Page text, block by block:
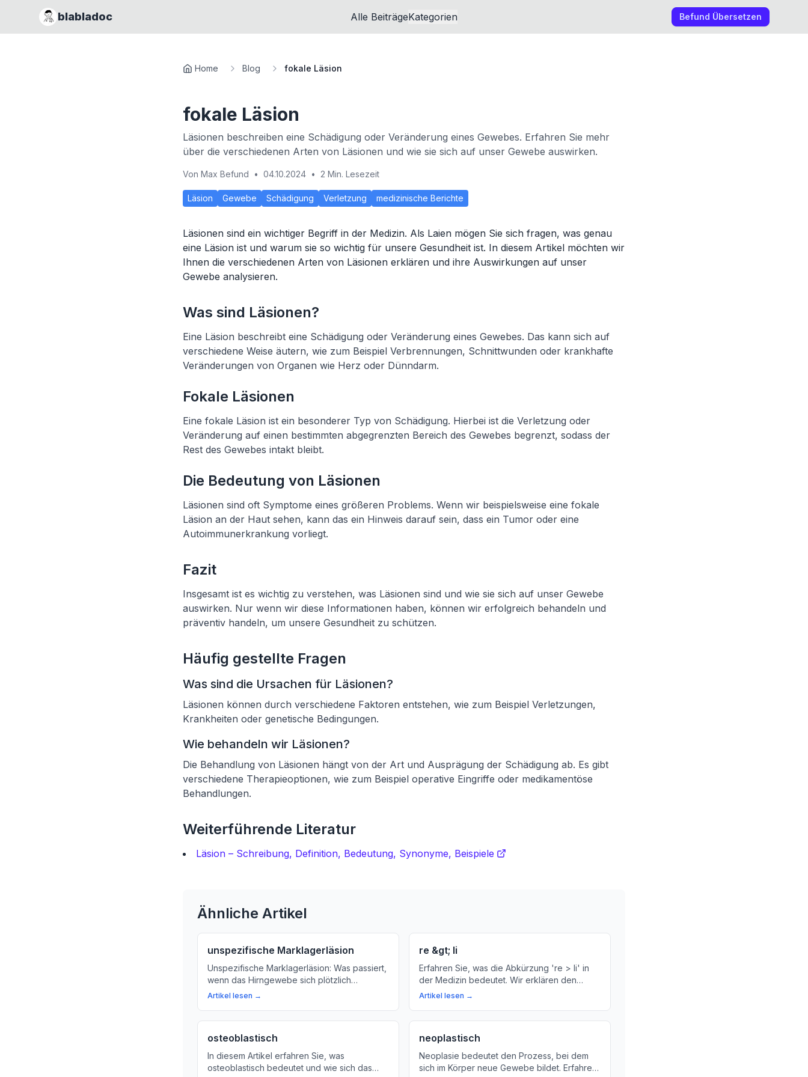
blabladoc Alle BeiträgeKategorien Befund Übersetzen
Home Blog fokale Läsion
fokale Läsion
Läsionen beschreiben eine Schädigung oder Veränderung eines Gewebes. Erfahren Sie mehr
über die verschiedenen Arten von Läsionen und wie sie sich auf unser Gewebe auswirken.
Von Max Befund • 04.10.2024 • 2 Min. Lesezeit
Läsion Gewebe Schädigung Verletzung medizinische Berichte
Läsionen sind ein wichtiger Begriff in der Medizin. Als Laien mögen Sie sich fragen, was genau
eine Läsion ist und warum sie so wichtig für unsere Gesundheit ist. In diesem Artikel möchten wir
Ihnen die verschiedenen Arten von Läsionen erklären und ihre Auswirkungen auf unser
Gewebe analysieren.
Was sind Läsionen?
Eine Läsion beschreibt eine Schädigung oder Veränderung eines Gewebes. Das kann sich auf
verschiedene Weise äutern, wie zum Beispiel Verbrennungen, Schnittwunden oder krankhafte
Veränderungen von Organen wie Herz oder Dünndarm.
Fokale Läsionen
Eine fokale Läsion ist ein besonderer Typ von Schädigung. Hierbei ist die Verletzung oder
Veränderung auf einen bestimmten abgegrenzten Bereich des Gewebes begrenzt, sodass der
Rest des Gewebes intakt bleibt.
Die Bedeutung von Läsionen
Läsionen sind oft Symptome eines größeren Problems. Wenn wir beispielsweise eine fokale
Läsion an der Haut sehen, kann das ein Hinweis darauf sein, dass ein Tumor oder eine
Autoimmunerkrankung vorliegt.
Fazit
Insgesamt ist es wichtig zu verstehen, was Läsionen sind und wie sie sich auf unser Gewebe
auswirken. Nur wenn wir diese Informationen haben, können wir erfolgreich behandeln und
präventiv handeln, um unsere Gesundheit zu schützen.
Häufig gestellte Fragen
Was sind die Ursachen für Läsionen?
Läsionen können durch verschiedene Faktoren entstehen, wie zum Beispiel Verletzungen,
Krankheiten oder genetische Bedingungen.
Wie behandeln wir Läsionen?
Die Behandlung von Läsionen hängt von der Art und Ausprägung der Schädigung ab. Es gibt
verschiedene Therapieoptionen, wie zum Beispiel operative Eingriffe oder medikamentöse
Behandlungen.
Weiterführende Literatur
Läsion – Schreibung, Definition, Bedeutung, Synonyme, Beispiele
Ähnliche Artikel
unspezifische Marklagerläsion
Unspezifische Marklagerläsion: Was passiert,
wenn das Hirngewebe sich plötzlich
verändert? Erfahren Sie mehr über Ursachen,
Artikel lesen →
re &gt; li
Erfahren Sie, was die Abkürzung 're > li' in
der Medizin bedeutet. Wir erklären den
Zusammenhang zwischen therapeutischen
Artikel lesen →
osteoblastisch
In diesem Artikel erfahren Sie, was
osteoblastisch bedeutet und wie sich das
neoplastisch
Neoplasie bedeutet den Prozess, bei dem
sich im Körper neue Gewebe bildet. Erfahren